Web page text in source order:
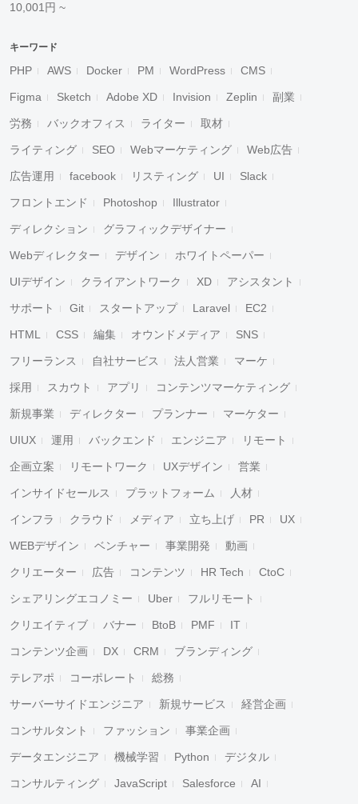
10,001円 ~
キーワード
PHP AWS Docker PM WordPress CMS
Figma Sketch Adobe XD Invision Zeplin 副業
労務 バックオフィス ライター 取材
ライティング SEO Webマーケティング Web広告
広告運用 facebook リスティング UI Slack
フロントエンド Photoshop Illustrator
ディレクション グラフィックデザイナー
Webディレクター デザイン ホワイトペーパー
UIデザイン クライアントワーク XD アシスタント
サポート Git スタートアップ Laravel EC2
HTML CSS 編集 オウンドメディア SNS
フリーランス 自社サービス 法人営業 マーケ
採用 スカウト アプリ コンテンツマーケティング
新規事業 ディレクター プランナー マーケター
UIUX 運用 バックエンド エンジニア リモート
企画立案 リモートワーク UXデザイン 営業
インサイドセールス プラットフォーム 人材
インフラ クラウド メディア 立ち上げ PR UX
WEBデザイン ベンチャー 事業開発 動画
クリエーター 広告 コンテンツ HR Tech CtoC
シェアリングエコノミー Uber フルリモート
クリエイティブ バナー BtoB PMF IT
コンテンツ企画 DX CRM ブランディング
テレアポ コーポレート 総務
サーバーサイドエンジニア 新規サービス 経営企画
コンサルタント ファッション 事業企画
データエンジニア 機械学習 Python デジタル
コンサルティング JavaScript Salesforce AI